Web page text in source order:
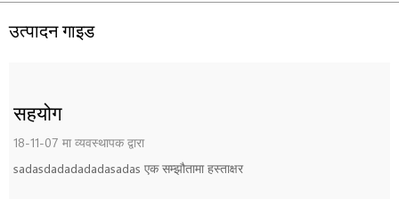
उत्पादन गाइड
सहयोग
18-11-07 मा व्यवस्थापक द्वारा
sadasdadadadadasadas एक सम्झौतामा हस्ताक्षर